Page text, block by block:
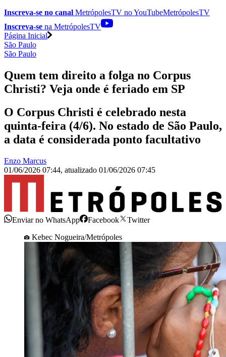
Inscreva-se no canal MetrópolesTV noYouTubeMetrópolesTV
Inscreva-se na MetrópolesTV
Página Inicial
São Paulo
São Paulo
Quem tem direito a folga no Corpus
Christi? Veja onde é feriado em SP
O Corpus Christi é celebrado nesta
quinta-feira (4/6). No estado de São Paulo,
a data é considerada ponto facultativo
Enzo Marcus
01/06/2026 07:44, atualizado 01/06/2026 07:45
Enviar no WhatsApp Facebook
Twitter
Kebec Nogueira/Metrópoles